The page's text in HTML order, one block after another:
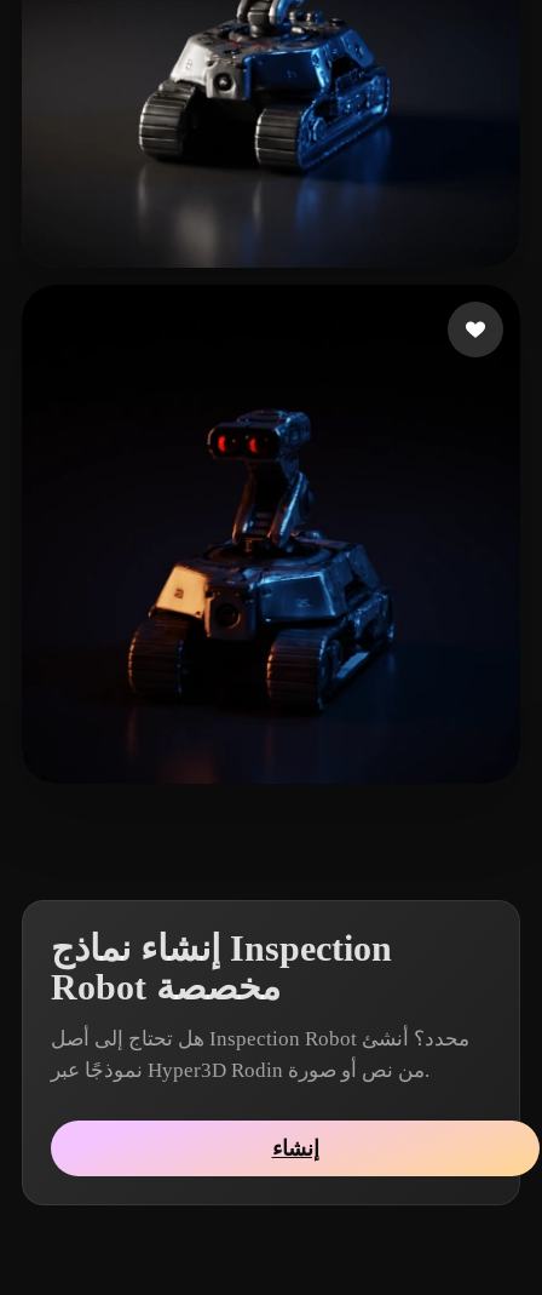
إنشاء نماذج Inspection
Robot مخصصة
هل تحتاج إلى أصل Inspection Robot محدد؟ أنشئ
نموذجًا عبر Hyper3D Rodin من نص أو صورة.
إنشاء